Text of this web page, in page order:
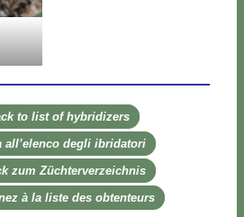
to li­st of hy­bri­di­zers
al­l’e­len­co de­gli ibri­da­to­ri
zum Zü­ch­ter­ver­zeich­nis
à la li­ste des ob­ten­teurs